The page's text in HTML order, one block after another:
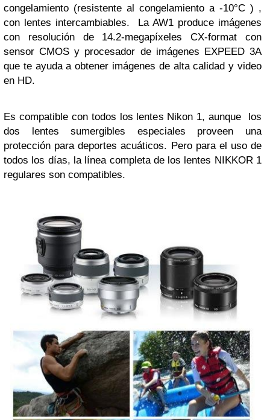
congelamiento (resistente al congelamiento a -10°C ) ,
con lentes intercambiables. La AW1 produce imágenes
con resolución de 14.2-megapíxeles CX-format con
sensor CMOS y procesador de imágenes EXPEED 3A
que te ayuda a obtener imágenes de alta calidad y video
en HD.
Es compatible con todos los lentes Nikon 1, aunque los
dos lentes sumergibles especiales proveen una
protección para deportes acuáticos. Pero para el uso de
todos los días, la línea completa de los lentes NIKKOR 1
regulares son compatibles.